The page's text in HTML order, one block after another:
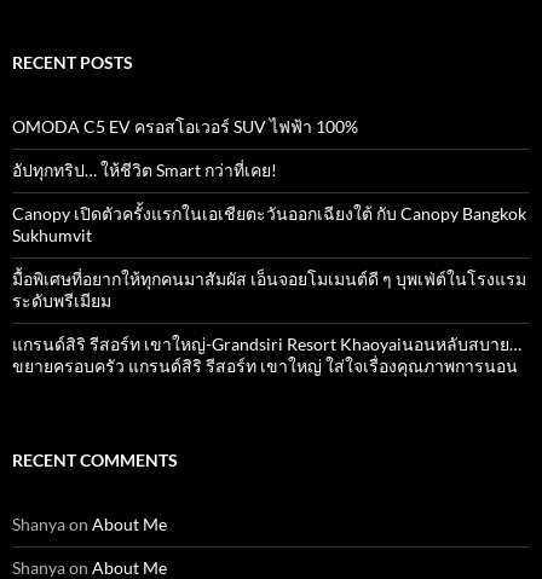
RECENT POSTS
OMODA C5 EV ครอสโอเวอร์ SUV ไฟฟ้า 100%
อัปทุกทริป… ให้ชีวิต Smart กว่าที่เคย!
Canopy เปิดตัวครั้งแรกในเอเชียตะวันออกเฉียงใต้ กับ Canopy Bangkok
Sukhumvit
มื้อพิเศษที่อยากให้ทุกคนมาสัมผัส เอ็นจอยโมเมนต์ดี ๆ บุพเฟ่ต์ในโรงแรม
ระดับพรีเมียม
แกรนด์สิริ​ รีสอร์ท​ เขาใหญ่​-Grandsiri​ Resort​ Khaoyaiนอนหลับสบาย…
ขยายครอบครัว แกรนด์สิริ รีสอร์ท เขาใหญ่ ใส่ใจเรื่องคุณภาพการนอน
RECENT COMMENTS
Shanyaon About Me
Shanyaon About Me